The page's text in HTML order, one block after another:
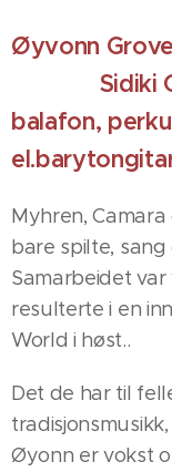
Øyvonn
Sidiki
balafon,
Myhren,
bare spilte,
Samarbeidet
resulterte i en
World i høst..
Det de har til
Øyonn er vokst